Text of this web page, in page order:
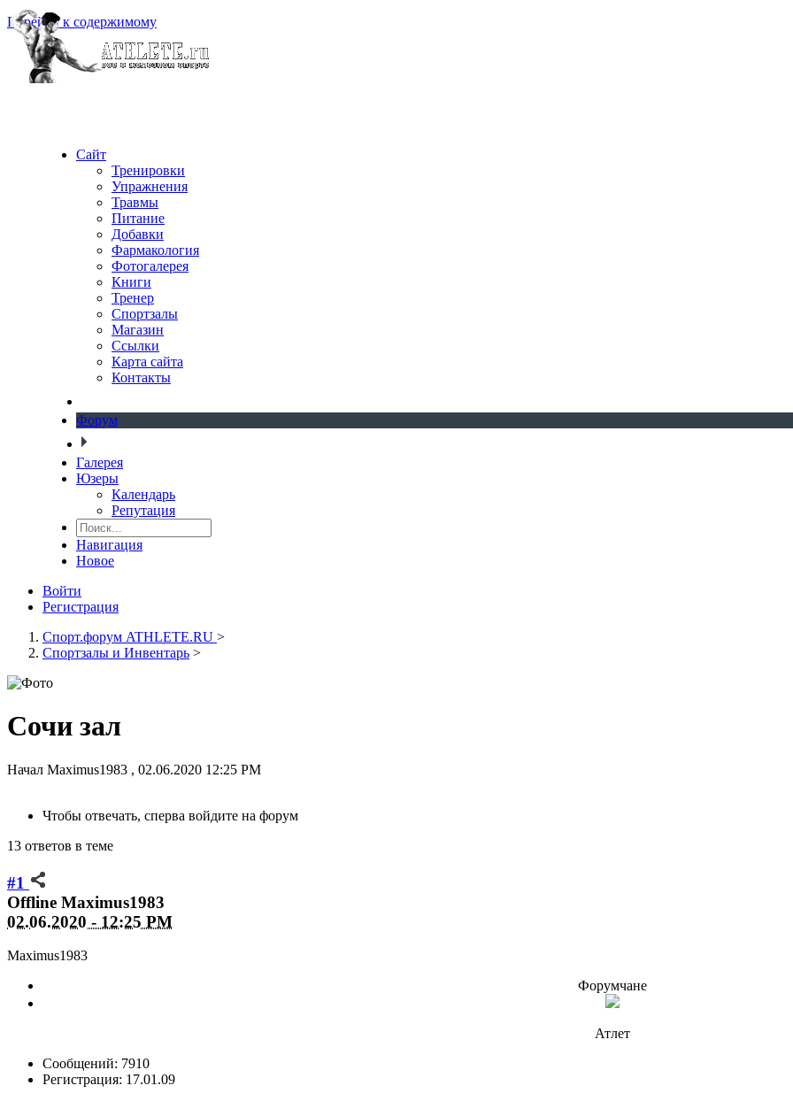
Перейти к содержимому
Сайт
Тренировки
Упражнения
Травмы
Питание
Добавки
Фармакология
Фотогалерея
Книги
Тренер
Спортзалы
Магазин
Ссылки
Карта сайта
Контакты
Форум
Галерея
Юзеры
Календарь
Репутация
Навигация
Новое
Войти
Регистрация
Спорт.форум ATHLETE.RU >
Спортзалы и Инвентарь >
Сочи зал
Начал Maximus1983 , 02.06.2020 12:25 PM
Чтобы отвечать, сперва войдите на форум
13 ответов в теме
#1
Offline Maximus1983
02.06.2020 - 12:25 PM
Maximus1983
Форумчане
Атлет
Сообщений: 7910
Регистрация: 17.01.09